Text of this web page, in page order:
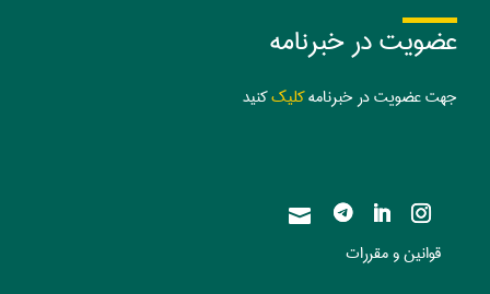
عضویت در خبرنامه
جهت عضویت در خبرنامهکلیککنید
قوانین و مقررات
